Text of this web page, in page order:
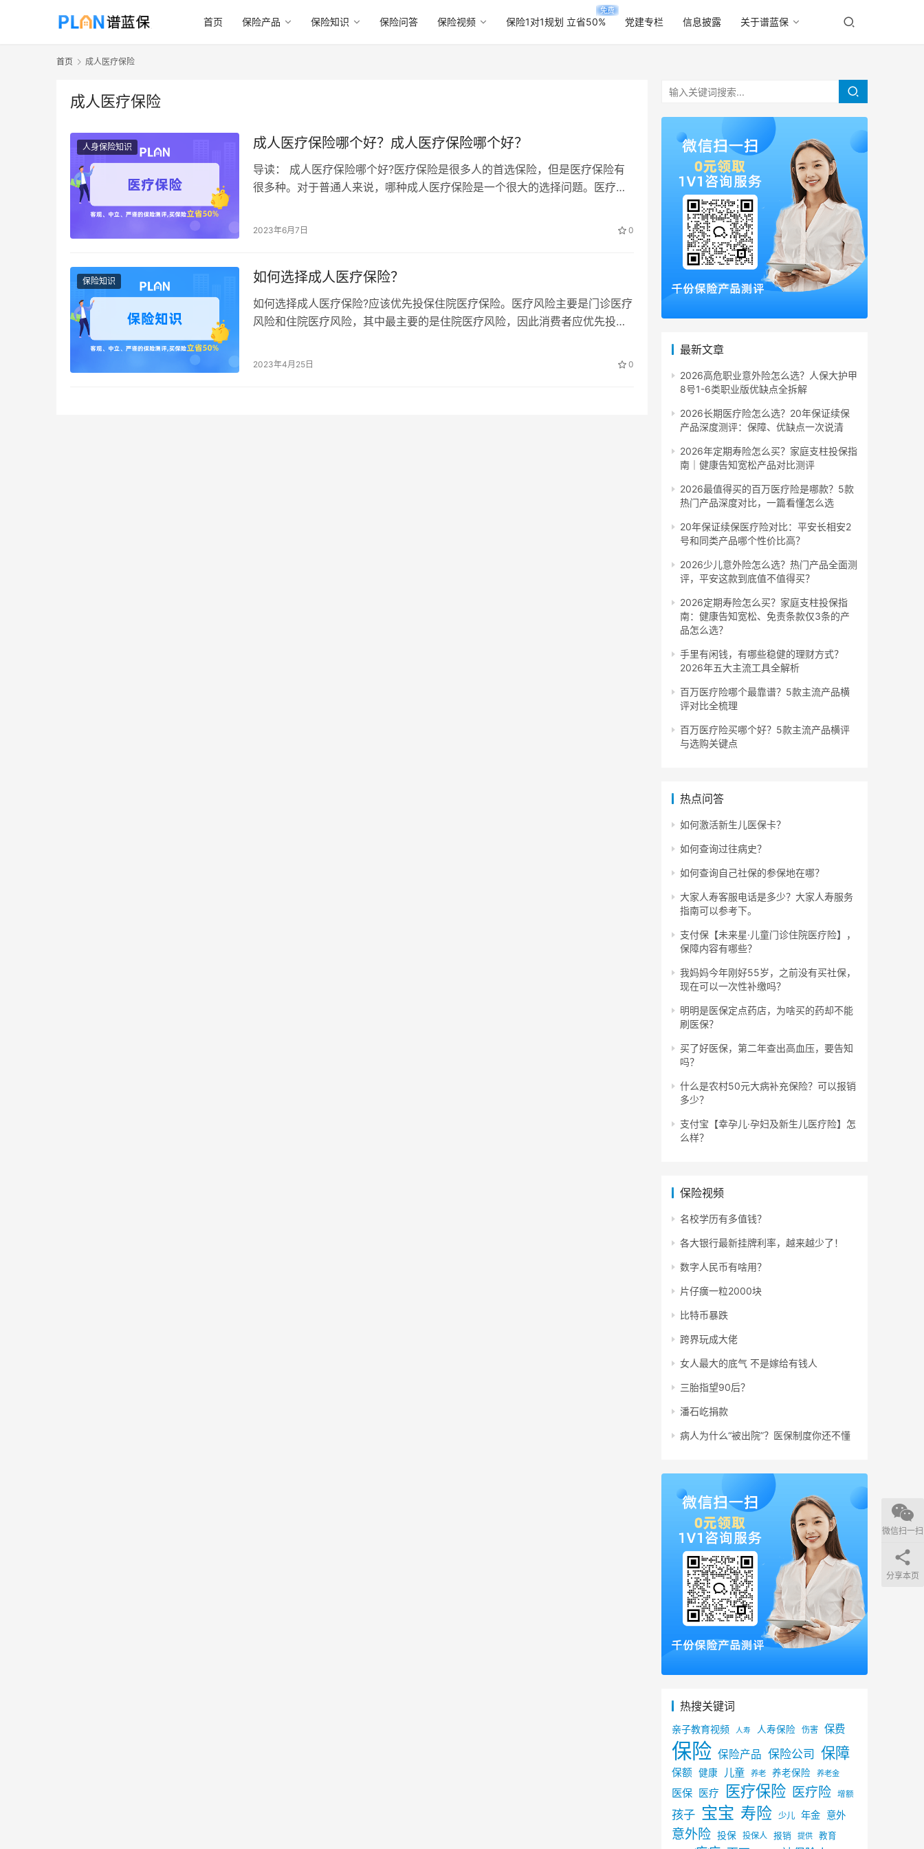
首页 保险产品 保险知识 保险问答 保险视频 保险1对1规划 立省50%
免费
党建专栏 信息披露 关于谱蓝保
首页 成人医疗保险
成人医疗保险
人身保险知识 成人医疗保险哪个好？成人医疗保险哪个好？
导读： 成人医疗保险哪个好?医疗保险是很多人的首选保险，但是医疗保险有
很多种。对于普通人来说，哪种成人医疗保险是一个很大的选择问题。医疗保
2023年6月7日 0
保险知识 如何选择成人医疗保险？
如何选择成人医疗保险?应该优先投保住院医疗保险。医疗风险主要是门诊医疗
风险和住院医疗风险，其中最主要的是住院医疗风险，因此消费者应优先投保
2023年4月25日 0
最新文章
2026高危职业意外险怎么选？人保大护甲
8号1-6类职业版优缺点全拆解
2026长期医疗险怎么选？20年保证续保
产品深度测评：保障、优缺点一次说清
2026年定期寿险怎么买？家庭支柱投保指
南｜健康告知宽松产品对比测评
2026最值得买的百万医疗险是哪款？5款
热门产品深度对比，一篇看懂怎么选
20年保证续保医疗险对比：平安长相安2
号和同类产品哪个性价比高？
2026少儿意外险怎么选？热门产品全面测
评，平安这款到底值不值得买？
2026定期寿险怎么买？家庭支柱投保指
南：健康告知宽松、免责条款仅3条的产
品怎么选？
手里有闲钱，有哪些稳健的理财方式？
2026年五大主流工具全解析
百万医疗险哪个最靠谱？5款主流产品横
评对比全梳理
百万医疗险买哪个好？5款主流产品横评
与选购关键点
热点问答
如何激活新生儿医保卡？
如何查询过往病史？
如何查询自己社保的参保地在哪？
大家人寿客服电话是多少？大家人寿服务
指南可以参考下。
支付保【未来星·儿童门诊住院医疗险】，
保障内容有哪些？
我妈妈今年刚好55岁，之前没有买社保，
现在可以一次性补缴吗？
明明是医保定点药店，为啥买的药却不能
刷医保？
买了好医保，第二年查出高血压，要告知
吗？
什么是农村50元大病补充保险？可以报销
多少？
支付宝【幸孕儿·孕妇及新生儿医疗险】怎
么样？
保险视频
名校学历有多值钱？
各大银行最新挂牌利率，越来越少了！
数字人民币有啥用？
片仔癀一粒2000块
比特币暴跌
跨界玩成大佬
女人最大的底气 不是嫁给有钱人
三胎指望90后？
潘石屹捐款
病人为什么“被出院”？医保制度你还不懂
热搜关键词
亲子教育视频 人寿 人寿保险 伤害 保费
保险 保险产品 保险公司 保障
保额 健康 儿童 养老 养老保险 养老金
医保 医疗 医疗保险 医疗险 增额
孩子 宝宝 寿险 少儿 年金 意外
意外险 投保 投保人 报销 提供 教育
微信扫一扫
分享本页